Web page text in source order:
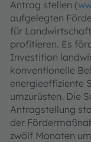
Antrag stellen (
aufgelegten
für
profitieren. Es
Investition
konventionelle
energieeffiziente
umzurüsten. Die
Antragstellung
der
zwölf Monaten